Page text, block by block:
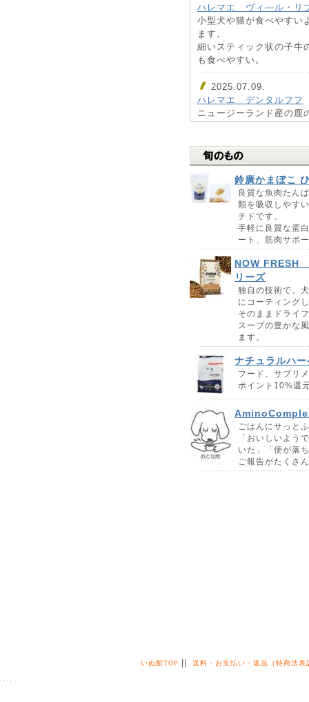
ハレマエ ヴィ—ル・リ
小型犬や猫が食べやすい
ます。
細いスティック状の子牛
も食べやすい。
2025.07.09.
ハレマエ デンタルフフ
ニュージーランド産の鹿
毎日少しづつ噛むこと
きます。
2025.06.19.
ナウフレッシュ グッド
独自の技術で、犬の食
ーティングしました。
そのままドライフード
プの豊かな風味と味を
2025.05.20.
鈴廣かまぼこ ひとさじ
良質な魚肉たんぱく質
吸収しやすい形にした
ト、筋肉サポート。
2025.05.15.
2018.11.28.
ナチュラルハーベスト
ン]
鈴廣かまぼこ
良質な魚肉たん
類を吸収しやす
チドです。
手軽に良質な蛋
ート、筋肉サポ
NOW FRESH
リーズ
独自の技術で、
にコーティング
そのままドライ
スープの豊かな
ます。
ナチュラルハ
フード、サプリ
ポイント10%還
ごはんにサっと
「おいしいよう
いた」「便が落
ご報告がたくさ
いぬ館TOP || 送料・お支払い・返品（特商法表